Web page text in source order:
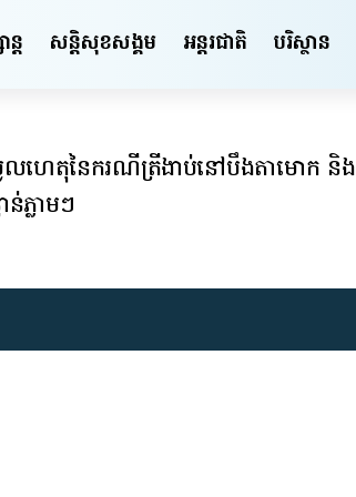
ត សន្តិសុខ​សង្គម អន្តរជាតិ បរិស្ថាន
មូលហេតុនៃករណីត្រីងាប់នៅបឹងតាមោក និង
ភ្លាមៗ